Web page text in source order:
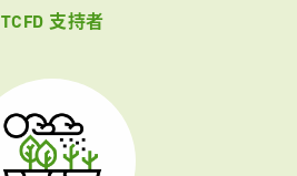
TCFD 支持者